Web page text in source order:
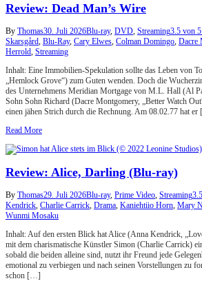
Review: Dead Man’s Wire
By Thomas30. Juli 2026Blu-ray, DVD Streaming3.5 von
Skarsgård Blu-Ray, Cary Elwes Colman Domingo Dacre
Herrold Streaming
Inhalt: Eine Immobilien-Spekulation sollte das Leben von
„Hemlock Grove“) zum Guten wenden. Doch die
des Unternehmens Meridian Mortgage von M.L. Hall (Al
Sohn Sohn Richard (Dacre Montgomery, „Better Watch
einen jähen Strich durch die Rechnung. Am 08.02.77 hat
Read More
Review: Alice, Darling (Blu-ray)
By Thomas29. Juli 2026Blu-ray, Prime Video Streaming
Kendrick Charlie Carrick Drama Kaniehtiio Horn Mary
Wunmi Mosaku
Inhalt: Auf den ersten Blick hat Alice (Anna Kendrick,
mit dem charismatische Künstler Simon (Charlie Carrick)
sobald die beiden alleine sind, nutzt ihr Freund jede
emotional zu verbiegen und nach seinen Vorstellungen zu
schon […]